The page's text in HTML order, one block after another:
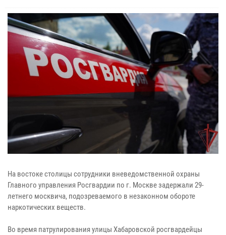
На востоке столицы сотрудники вневедомственной охраны
Главного управления Росгвардии по г. Москве задержали 29-
летнего москвича, подозреваемого в незаконном обороте
наркотических веществ.
Во время патрулирования улицы Хабаровской росгвардейцы